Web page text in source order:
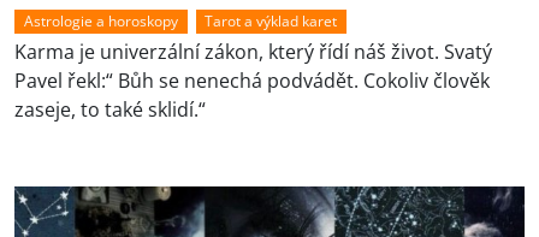
Astrologie a horoskopy Tarot a výklad karet
Karma je univerzální zákon, který řídí náš život. Svatý
Pavel řekl:“ Bůh se nenechá podvádět. Cokoliv člověk
zaseje, to také sklidí.“